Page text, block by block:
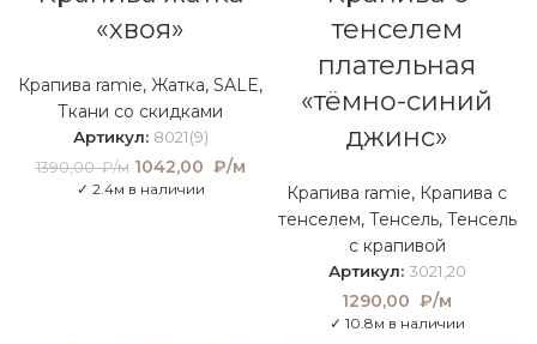
«хвоя»
Крапива ramie, Жатка, SALE,
Ткани со скидками
Артикул: 8021(9)
1390,00₽/м Первоначальная
цена составляла
1042,00 ₽/м
цена:
₽/м.
✓ 2.4м в наличии
тенселем
плательная
«тёмно-синий
джинс»
Крапива ramie, Крапива с
тенселем, Тенсель, Тенсель
с крапивой
Артикул: 3021,20
1290,00 ₽/м
✓ 10.8м в наличии